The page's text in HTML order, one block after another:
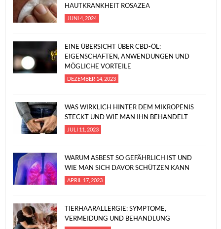
HAUTKRANKHEIT ROSAZEA
JUNI 4, 2024
EINE ÜBERSICHT ÜBER CBD-ÖL:
EIGENSCHAFTEN, ANWENDUNGEN UND
MÖGLICHE VORTEILE
DEZEMBER 14, 2023
WAS WIRKLICH HINTER DEM MIKROPENIS
STECKT UND WIE MAN IHN BEHANDELT
JULI 11, 2023
WARUM ASBEST SO GEFÄHRLICH IST UND
WIE MAN SICH DAVOR SCHÜTZEN KANN
APRIL 17, 2023
TIERHAARALLERGIE: SYMPTOME,
VERMEIDUNG UND BEHANDLUNG